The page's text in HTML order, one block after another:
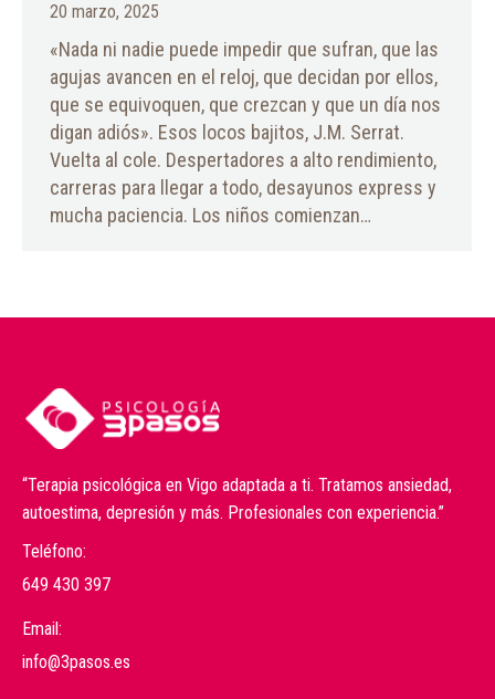
20 marzo, 2025
«Nada ni nadie puede impedir que sufran, que las
agujas avancen en el reloj, que decidan por ellos,
que se equivoquen, que crezcan y que un día nos
digan adiós». Esos locos bajitos, J.M. Serrat.
Vuelta al cole. Despertadores a alto rendimiento,
carreras para llegar a todo, desayunos express y
mucha paciencia. Los niños comienzan…
“Terapia psicológica en Vigo adaptada a ti. Tratamos ansiedad,
autoestima, depresión y más. Profesionales con experiencia.”
Teléfono:
649 430 397
Email:
info@3pasos.es